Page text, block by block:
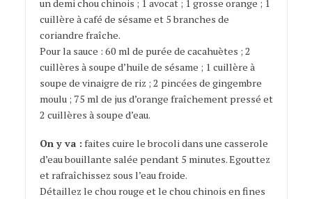
un demi chou chinois ; 1 avocat ; 1 grosse orange ; 1
cuillère à café de sésame et 5 branches de
coriandre fraîche.
Pour la sauce : 60 ml de purée de cacahuètes ; 2
cuillères à soupe d’huile de sésame ; 1 cuillère à
soupe de vinaigre de riz ; 2 pincées de gingembre
moulu ; 75 ml de jus d’orange fraîchement pressé et
2 cuillères à soupe d’eau.
On y va : faites cuire le brocoli dans une casserole
d’eau bouillante salée pendant 5 minutes. Egouttez
et rafraîchissez sous l’eau froide.
Détaillez le chou rouge et le chou chinois en fines